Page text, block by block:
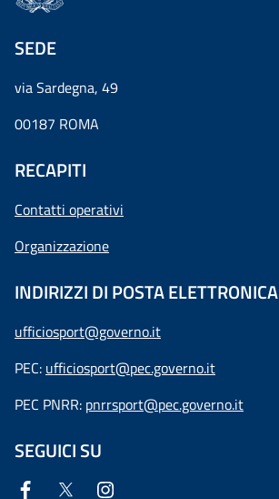
SEDE
via Sardegna, 49
00187 ROMA
RECAPITI
Contatti operativi
Organizzazione
INDIRIZZI DI POSTA ELETTRONICA
ufficiosport@governo.it
PEC: ufficiosport@pec.governo.it
PEC PNRR: pnrrsport@pec.governo.it
SEGUICI SU